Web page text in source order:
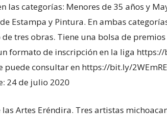
las categorías: Menores de 35 años y
Estampa y Pintura. En ambas
tres obras. Tiene una bolsa de
formato de inscripción en la liga https://
puede consultar en https://bit.ly/
24 de julio 2020
las Artes Eréndira. Tres artistas